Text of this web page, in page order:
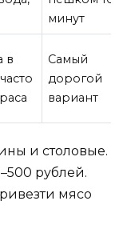
минут
в
Самый
дорогой
вариант
и столовые.
рублей.
мясо